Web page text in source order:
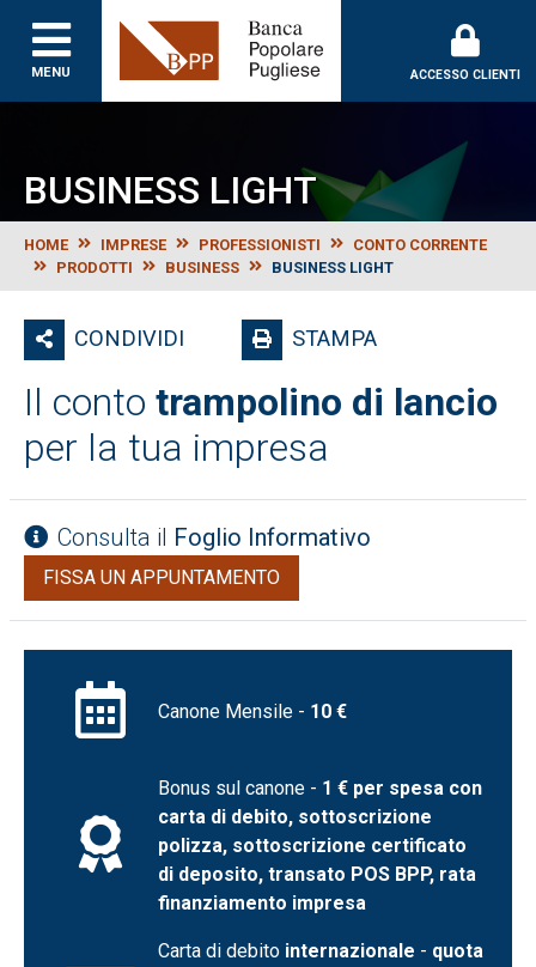
MENU ACCESSO CLIENTI
BUSINESS LIGHT
HOME IMPRESE PROFESSIONISTI
CONTO CORRENTE
PRODOTTI
BUSINESS BUSINESS LIGHT
CONDIVIDI STAMPA
Il conto trampolino di lancio
per la tua impresa
Consulta il Foglio Informativo
FISSA UN APPUNTAMENTO
Canone Mensile - 10 €
Bonus sul canone - 1 € per spesa con
carta di debito, sottoscrizione
polizza, sottoscrizione certificato
di deposito, transato POS BPP, rata
finanziamento impresa
Carta di debito internazionale - quota